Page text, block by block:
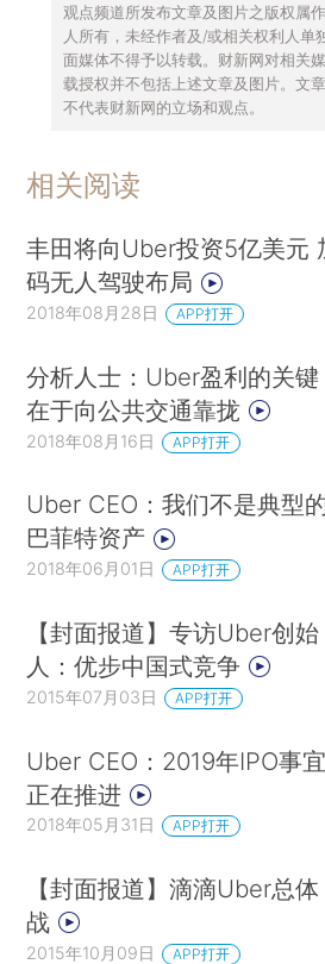
观点频道所发布文章及图片之版权属
人所有，未经作者及/或相关权利人单
面媒体不得予以转载。财新网对相关
载授权并不包括上述文章及图片。文
不代表财新网的立场和观点。
相关阅读
丰田将向Uber投资5亿美元
码无人驾驶布局
2018年08月28日 APP打开
分析人士：Uber盈利的关键
在于向公共交通靠拢
2018年08月16日 APP打开
Uber CEO：我们不是典型
巴菲特资产
2018年06月01日 APP打开
【封面报道】专访Uber创始
人：优步中国式竞争
2015年07月03日 APP打开
Uber CEO：2019年IPO事宜
正在推进
2018年05月31日 APP打开
【封面报道】滴滴Uber总体
战
2015年10月09日 APP打开